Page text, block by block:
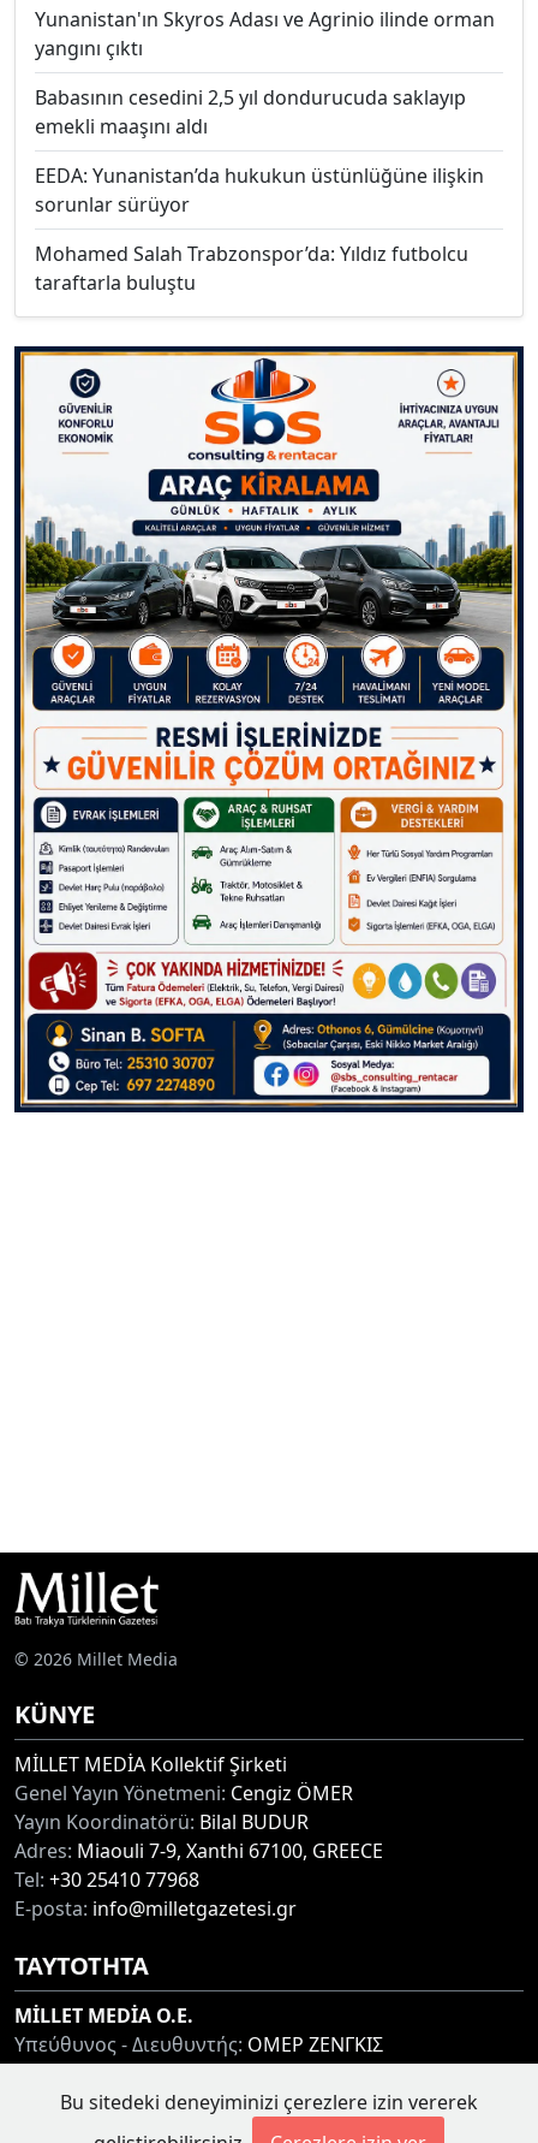
Yunanistan'ın Skyros Adası ve Agrinio ilinde orman
yangını çıktı
Babasının cesedini 2,5 yıl dondurucuda saklayıp
emekli maaşını aldı
EEDA: Yunanistan’da hukukun üstünlüğüne ilişkin
sorunlar sürüyor
Mohamed Salah Trabzonspor’da: Yıldız futbolcu
taraftarla buluştu
© 2026 Millet Media
KÜNYE
MİLLET MEDİA Kollektif Şirketi
Genel Yayın Yönetmeni: Cengiz ÖMER
Yayın Koordinatörü: Bilal BUDUR
Adres: Miaouli 7-9, Xanthi 67100, GREECE
Tel: +30 25410 77968
E-posta: info@milletgazetesi.gr
ΤΑΥΤΟΤΗΤΑ
MİLLET MEDİA O.E.
Υπεύθυνος - Διευθυντής: ΟΜΕΡ ΖΕΝΓΚΙΣ
Διεύθυνση:ΜΙΑΟΥΛΗ 7-9, ΞΑΝΘΗ 67100
+30 25410 77968
Bu sitedeki deneyiminizi çerezlere izin vererek